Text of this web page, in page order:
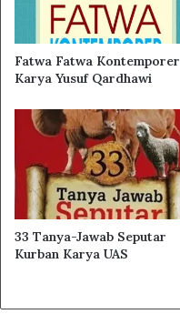
Fatwa Fatwa Kontemporer
Karya Yusuf Qardhawi
33 Tanya-Jawab Seputar
Kurban Karya UAS